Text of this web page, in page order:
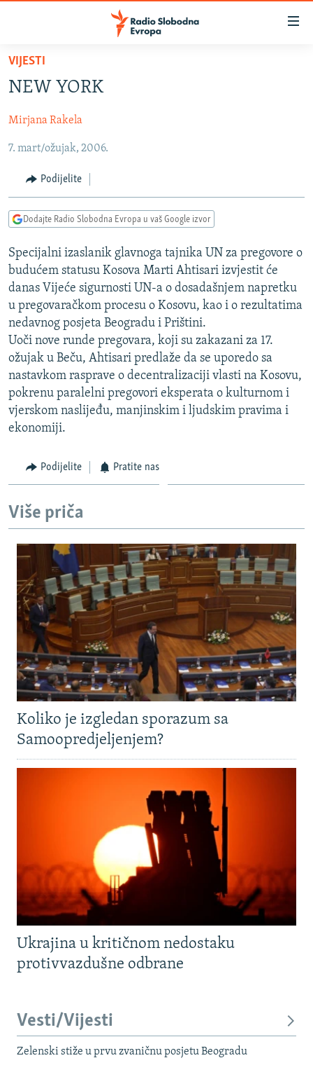
Pređite
glavni
Pređite
na
navigaciju
Pređite
na
pretragu
SRBIJA
KOSOVO
CRNA GORA
VIZUELNO
VIDEO
FOTOGALERIJE
INFOGRAFIKE
PODCASTI
RAT U UKRAJINI
KINA NA BALKANU
RSE PRIČE IZ SVIJETA
ISPRIČAJ MI
DNEVNO@RSE
SPECIJALI RSE
VIŠE OD NASLOVA
GENOCID U SREBRENICI
POST SCRIPTUM
MOJA EVROPA
TRI DECENIJE OD RATA U BIH
SVE KARTE DEJTONA
NASTANAK I RASPAD JUGOSLAVIJE
PRATITE NAS
VIJESTI
NEW YORK
Mirjana Rakela
7. mart/ožujak, 2006.
Podijelite
Dodajte Radio Slobodna Evropa u vaš Google izvor
Specijalni izaslanik glavnoga tajnika UN za pregovore o
budućem statusu Kosova Marti Ahtisari izvjestit će
danas Vijeće sigurnosti UN-a o dosadašnjem napretku
u pregovaračkom procesu o Kosovu, kao i o rezultatima
nedavnog posjeta Beogradu i Prištini.
Uoči nove runde pregovara, koji su zakazani za 17.
ožujak u Beču, Ahtisari predlaže da se uporedo sa
nastavkom rasprave o decentralizaciji vlasti na Kosovu,
pokrenu paralelni pregovori eksperata o kulturnom i
vjerskom naslijeđu, manjinskim i ljudskim pravima i
ekonomiji.
Podijelite Pratite nas
Više priča
Koliko je izgledan sporazum sa
Samoopredjeljenjem?
Ukrajina u kritičnom nedostaku
protivvazdušne odbrane
Vesti/Vijesti
Zelenski stiže u prvu zvaničnu posjetu Beogradu